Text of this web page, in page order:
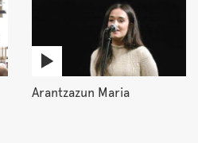
Arantzazun Maria